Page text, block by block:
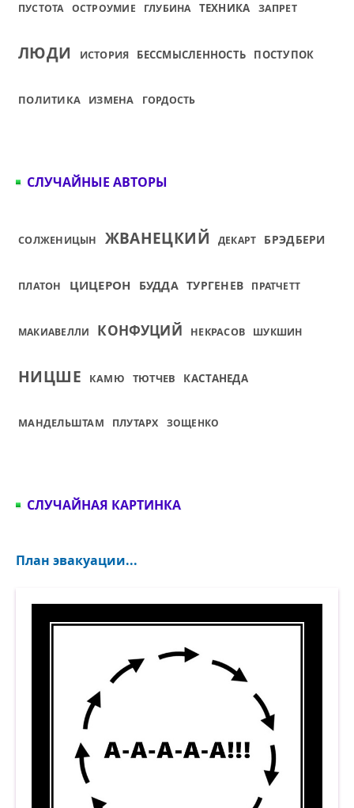
ПУСТОТА ОСТРОУМИЕ ГЛУБИНА ТЕХНИКА ЗАПРЕТ
ЛЮДИ ИСТОРИЯ БЕССМЫСЛЕННОСТЬ ПОСТУПОК
ПОЛИТИКА ИЗМЕНА ГОРДОСТЬ
СЛУЧАЙНЫЕ АВТОРЫ
СОЛЖЕНИЦЫН ЖВАНЕЦКИЙ ДЕКАРТ БРЭДБЕРИ
ПЛАТОН ЦИЦЕРОН БУДДА ТУРГЕНЕВ ПРАТЧЕТТ
МАКИАВЕЛЛИ КОНФУЦИЙ НЕКРАСОВ ШУКШИН
НИЦШЕ КАМЮ ТЮТЧЕВ КАСТАНЕДА
МАНДЕЛЬШТАМ ПЛУТАРХ ЗОЩЕНКО
СЛУЧАЙНАЯ КАРТИНКА
План эвакуации...